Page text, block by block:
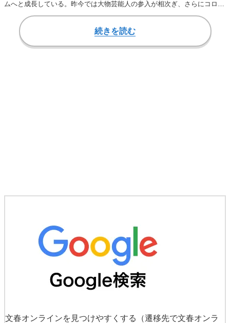
ムへと成長している。昨今では大物芸能人の参入が相次ぎ、さらにコロナ
続きを読む
文春オンラインを見つけやすくする
（遷移先で文春オンラ